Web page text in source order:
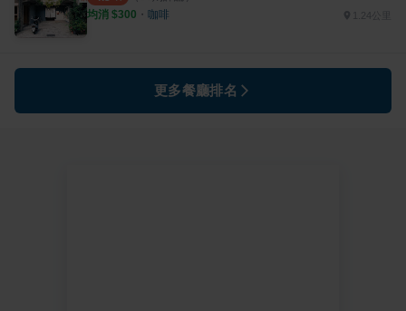
均消 $300 ・ 咖啡 1.24公里
更多餐廳排名